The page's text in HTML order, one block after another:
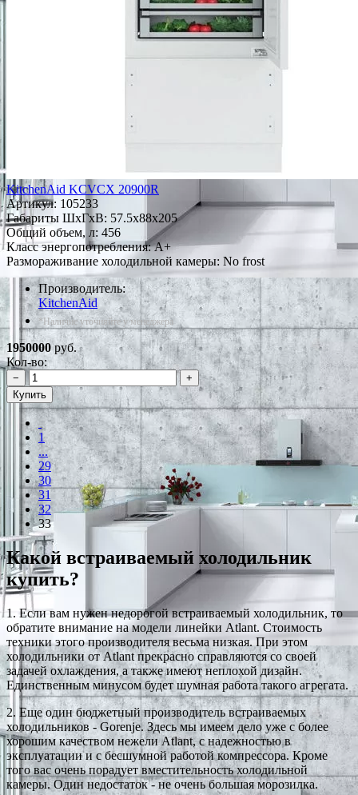
KitchenAid KCVCX 20900R
Артикул: 105233
Габариты ШxГxВ: 57.5x88x205
Общий объем, л: 456
Класс энергопотребления: A+
Размораживание холодильной камеры: No frost
Производитель:
KitchenAid
*Наличие уточняйте у менеджера
1950000руб.
Кол-во:
−
+
Купить
1
...
29
30
31
32
33
Какой встраиваемый холодильник
купить?
1. Если вам нужен недорогой встраиваемый холодильник, то
обратите внимание на модели линейки Atlant. Стоимость
техники этого производителя весьма низкая. При этом
холодильники от Atlant прекрасно справляются со своей
задачей охлаждения, а также имеют неплохой дизайн.
Единственным минусом будет шумная работа такого агрегата.
2. Еще один бюджетный производитель встраиваемых
холодильников - Gorenje. Здесь мы имеем дело уже с более
хорошим качеством нежели Atlant, с надежностью в
эксплуатации и с бесшумной работой компрессора. Кроме
того вас очень порадует вместительность холодильной
камеры. Один недостаток - не очень большая морозилка.